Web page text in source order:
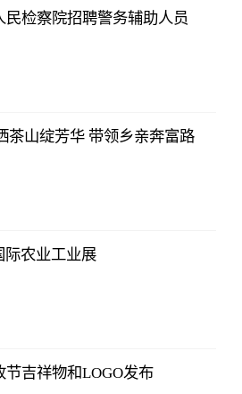
民检察院招聘警务辅助人员
茶山绽芳华 带领乡亲奔富路
际农业工业展
吉祥物和LOGO发布